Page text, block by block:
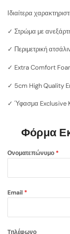
Ιδιαίτερα
✓ Στρώμα με
✓ Περιμετρική
✓ Extra Comfort
✓ 5cm High Quality
✓ Ύφασμα Exclusive
Φόρμα
Ονοματεπώνυμο *
Email *
Tηλέφωνο